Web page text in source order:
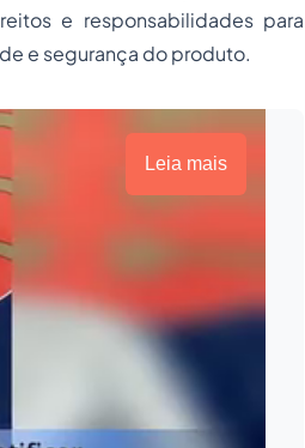
e responsabilidades para
e segurança do produto.
Leia mais